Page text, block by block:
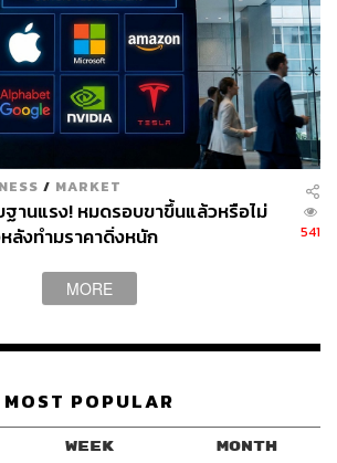
Meta เฟซบุ๊ก
Content Creator ประจำกองบรรณาธิการ
THE STANDARD WEALTH ผู้เสพติดโลก
ธุรกิจ การตลาด เทคโนโลยี และชอบสำรวจ
โลกออฟไลน์และออนไลน์มาถอดรหัสความ
/ MARKET
ฐานแรง! หมดรอบขาขึ้นแล้วหรือไม่
ลังทำมราคาดิ่งหนัก
541
MORE
MOST POPULAR
WEEK MONTH